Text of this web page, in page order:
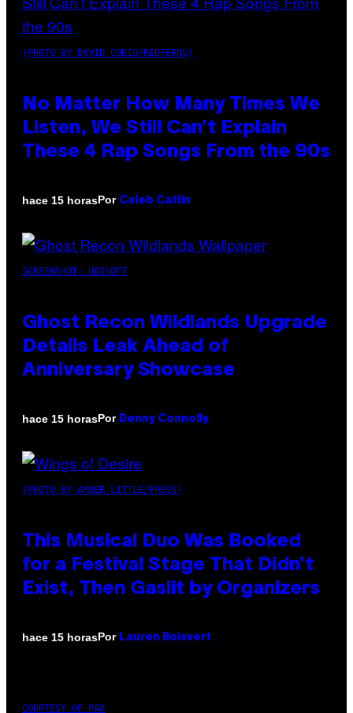
(PHOTO BY DAVID CORIO/REDFERNS)
No Matter How Many Times We
Listen, We Still Can’t Explain
These 4 Rap Songs From the 90s
hace 15 horasPor Caleb Catlin
SCREENSHOT: UBISOFT
Ghost Recon Wildlands Upgrade
Details Leak Ahead of
Anniversary Showcase
hace 15 horasPor Denny Connolly
(PHOTO BY AMBER LITTLE/PRESS)
This Musical Duo Was Booked
for a Festival Stage That Didn’t
Exist, Then Gaslit by Organizers
hace 15 horasPor Lauren Boisvert
COURTESY OF PAX